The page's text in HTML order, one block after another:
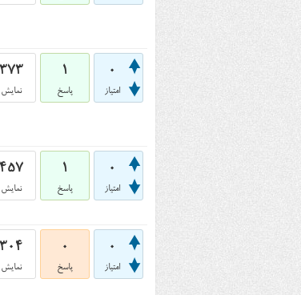
0
امتیاز
1
پاسخ
373
نمایش
0
امتیاز
1
پاسخ
457
نمایش
0
امتیاز
0
پاسخ
304
نمایش